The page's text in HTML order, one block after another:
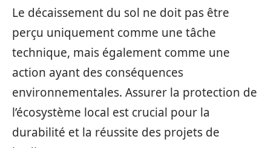
Le décaissement du sol ne doit pas être
perçu uniquement comme une tâche
technique, mais également comme une
action ayant des conséquences
environnementales. Assurer la protection de
l’écosystème local est crucial pour la
durabilité et la réussite des projets de